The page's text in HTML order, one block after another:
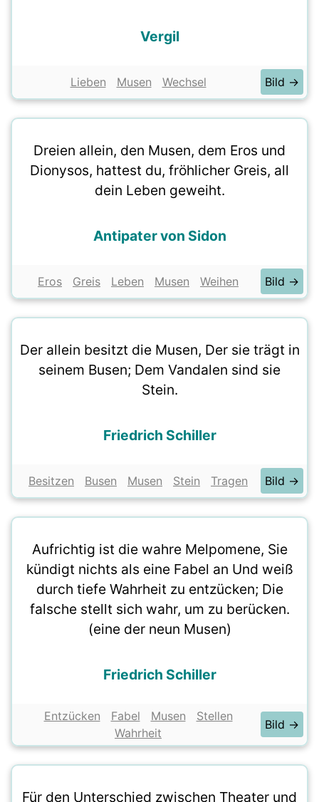
Vergil
Lieben Musen Wechsel Bild →
Dreien allein, den Musen, dem Eros und
Dionysos, hattest du, fröhlicher Greis, all
dein Leben geweiht.
Antipater von Sidon
Eros Greis Leben Musen Weihen Bild →
Der allein besitzt die Musen, Der sie trägt in
seinem Busen; Dem Vandalen sind sie
Stein.
Friedrich Schiller
Besitzen Busen Musen Stein Tragen Bild →
Aufrichtig ist die wahre Melpomene, Sie
kündigt nichts als eine Fabel an Und weiß
durch tiefe Wahrheit zu entzücken; Die
falsche stellt sich wahr, um zu berücken.
(eine der neun Musen)
Friedrich Schiller
Entzücken Fabel Musen
Stellen
Wahrheit
Bild →
Für den Unterschied zwischen Theater und